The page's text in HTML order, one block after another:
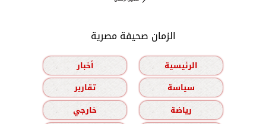
الزمان صحيفة مصرية
الرئيسية
أخبار
سياسة
تقارير
رياضة
خارجي